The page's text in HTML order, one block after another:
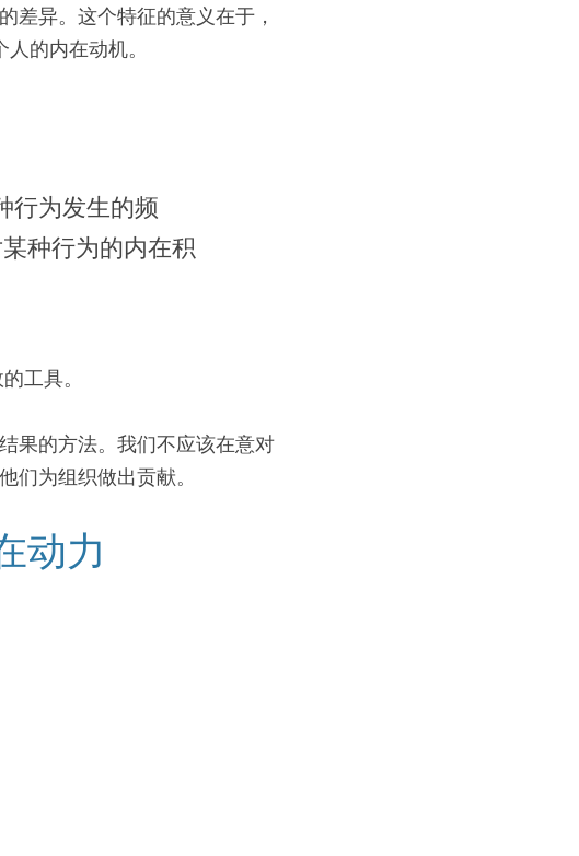
差异。这个特征的意义在于，
的内在动机。
行为发生的频
种行为的内在积
工具。
果的方法。我们不应该在意对
们为组织做出贡献。
动力